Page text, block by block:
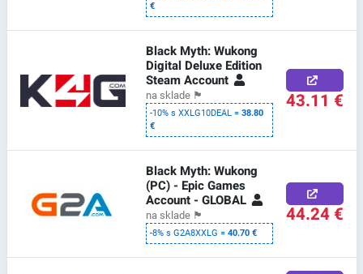
€
Black Myth: Wukong
Digital Deluxe Edition
Steam Account
na sklade 🏴
-10% s XXLG10DEAL =38.80
€
43.11 €
Black Myth: Wukong
(PC) - Epic Games
Account - GLOBAL
na sklade 🏴
-8% s G2A8XXLG =40.70 €
44.24 €